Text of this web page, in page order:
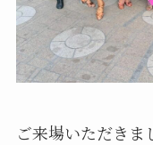
ご来場いただきま